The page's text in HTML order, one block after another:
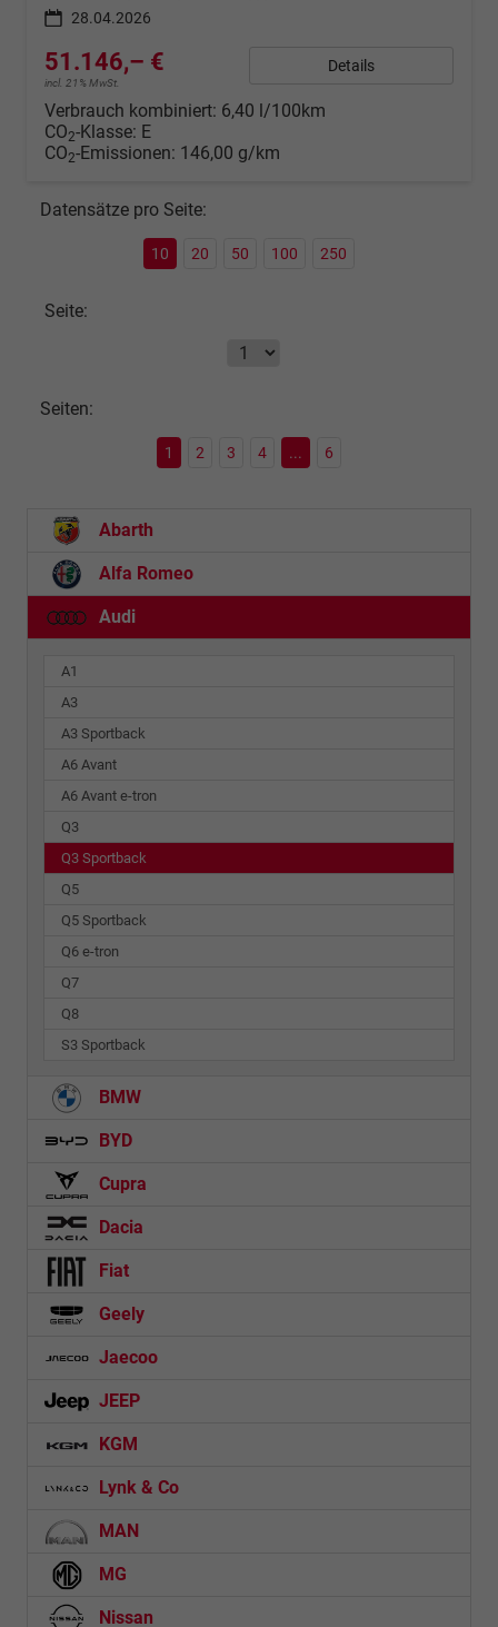
28.04.2026
51.146,– €
incl. 21% MwSt.
Details
Verbrauch kombiniert: 6,40 l/100km
CO2-Klasse: E
CO2-Emissionen: 146,00 g/km
Datensätze pro Seite:
10 20 50 100 250
Seite:
Seiten:
1 2 3 4 ... 6
Abarth
Alfa Romeo
Audi
A1
A3
A3 Sportback
A6 Avant
A6 Avant e-tron
Q3
Q3 Sportback
Q5
Q5 Sportback
Q6 e-tron
Q7
Q8
S3 Sportback
BMW
BYD
Cupra
Dacia
Fiat
Geely
Jaecoo
JEEP
KGM
Lynk & Co
MAN
MG
Nissan